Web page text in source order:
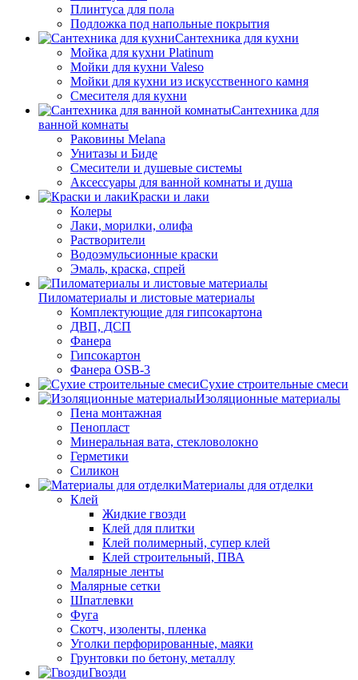
Плинтуса для пола
Подложка под напольные покрытия
Сантехника для кухни
Мойка для кухни Platinum
Мойки для кухни Valeso
Мойки для кухни из искусственного камня
Смесителя для кухни
Сантехника для
ванной комнаты
Раковины Melana
Унитазы и Биде
Смесители и душевые системы
Аксессуары для ванной комнаты и душа
Краски и лаки
Колеры
Лаки, морилки, олифа
Растворители
Водоэмульсионные краски
Эмаль, краска, спрей
Пиломатериалы и листовые материалы
Комплектующие для гипсокартона
ДВП, ДСП
Фанера
Гипсокартон
Фанера OSB-3
Сухие строительные смеси
Изоляционные материалы
Пена монтажная
Пенопласт
Минеральная вата, стекловолокно
Герметики
Силикон
Материалы для отделки
Клей
Жидкие гвозди
Клей для плитки
Клей полимерный, супер клей
Клей строительный, ПВА
Малярные ленты
Малярные сетки
Шпатлевки
Фуга
Скотч, изоленты, пленка
Уголки перфорированные, маяки
Грунтовки по бетону, металлу
Гвозди